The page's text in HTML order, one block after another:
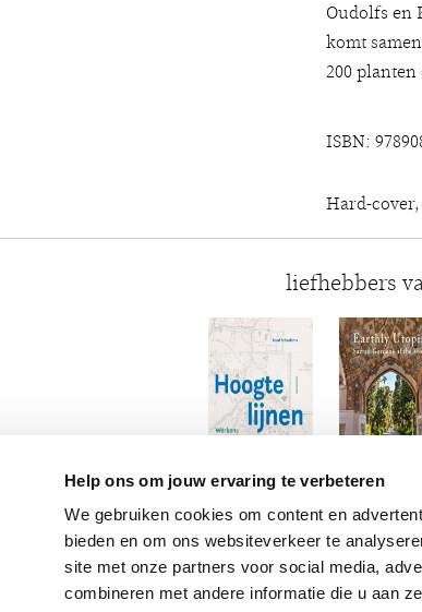
Help ons om jouw ervaring te verbeteren
We gebruiken cookies om content en
bieden en om ons websiteverkeer te
site met onze partners voor social media,
combineren met andere informatie die u aan
Oudolfs en
komt
200
ISBN:
Hard-
liefhebbers